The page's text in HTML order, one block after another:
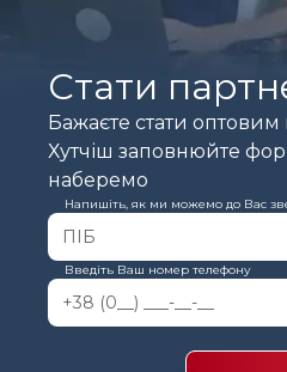
Стати
Бажаєте стати
Хутчіш заповнюйте
наберемо
Напишіть, як ми можемо до Вас
Введіть Ваш номер телефону